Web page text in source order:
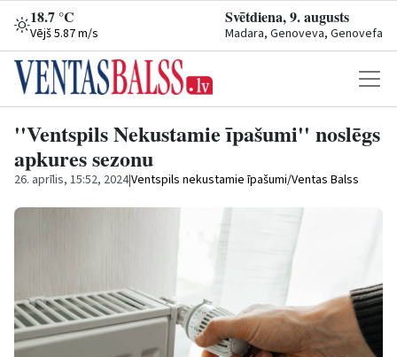
18.7 °C
Vējš 5.87 m/s
Svētdiena, 9. augusts
Madara, Genoveva, Genovefa
''Ventspils Nekustamie īpašumi'' noslēgs
apkures sezonu
26. aprīlis, 15:52, 2024|Ventspils nekustamie īpašumi/Ventas Balss